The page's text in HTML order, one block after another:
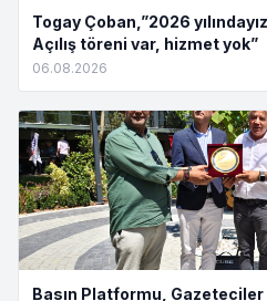
Togay Çoban,”2026
Açılış töreni var, hizmet yok”
06.08.2026
Basın Platformu,